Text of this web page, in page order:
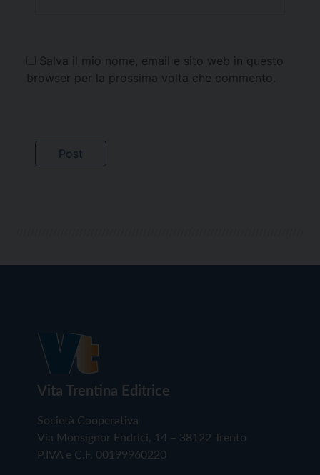
Salva il mio nome, email e sito web in questo
browser per la prossima volta che commento.
Vita Trentina Editrice
Società Cooperativa
Via Monsignor Endrici, 14 – 38122 Trento
P.IVA e C.F. 00199960220